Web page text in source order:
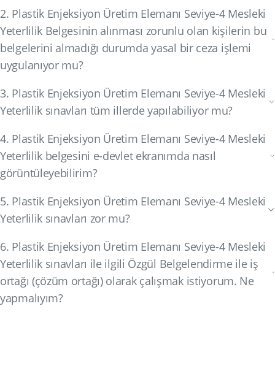
2. Plastik Enjeksiyon Üretim Elemanı Seviye-4 Mesleki
Yeterlilik Belgesinin alınması zorunlu olan kişilerin bu
belgelerini almadığı durumda yasal bir ceza işlemi
uygulanıyor mu?
3. Plastik Enjeksiyon Üretim Elemanı Seviye-4 Mesleki
Yeterlilik sınavları tüm illerde yapılabiliyor mu?
4. Plastik Enjeksiyon Üretim Elemanı Seviye-4 Mesleki
Yeterlilik belgesini e-devlet ekranımda nasıl
görüntüleyebilirim?
5. Plastik Enjeksiyon Üretim Elemanı Seviye-4 Mesleki
Yeterlilik sınavları zor mu?
6. Plastik Enjeksiyon Üretim Elemanı Seviye-4 Mesleki
Yeterlilik sınavları ile ilgili Özgül Belgelendirme ile iş
ortağı (çözüm ortağı) olarak çalışmak istiyorum. Ne
yapmalıyım?